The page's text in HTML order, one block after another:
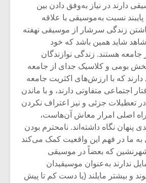
دارند در نیاز به‌وفق دادن بین
نسبت به‌موسیقی با علاقه
زندگی سرشار از موسیقی نهفته
شاید همین باشد که خود
جامعه هستند. زندگی نوازندگان
بومی و کلاسیک جدای از جامعه
که با ارزش‌های اکثریت جامعه
اجتماعی متفاوتی دارند، و با ماندن
تعطیلات جزئی و نیز اعتراف نکردن
اصلی امرار معاش آن‌هاست،
پنهان نگاه داشته‌اند. نامحترم بودن
به ما در فهم این واقعیت کمک می‌کند
که بعضاً در موسیقی
ندارند به‌عنوان موسیقیدان
و بیشتر مایلند (یا دست کم تا پیش
نمی توانی
باشی،
ترین باش